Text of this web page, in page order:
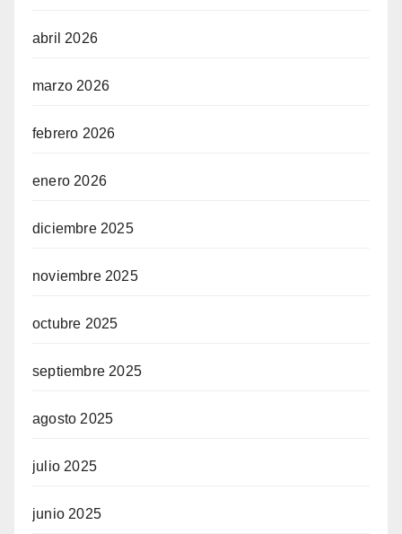
abril 2026
marzo 2026
febrero 2026
enero 2026
diciembre 2025
noviembre 2025
octubre 2025
septiembre 2025
agosto 2025
julio 2025
junio 2025